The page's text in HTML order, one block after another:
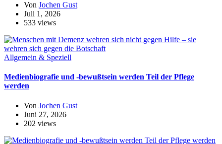
Von Jochen Gust
Juli 1, 2026
533 views
Allgemein & Speziell
Medienbiografie und -bewußtsein werden Teil der Pflege
werden
Von Jochen Gust
Juni 27, 2026
202 views